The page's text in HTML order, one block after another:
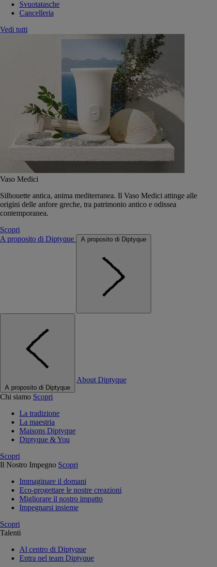
Svuotatasche
Cancelleria
Vedi tutti
Vaso Medici
Silhouette antica, anima mediterranea. Il Vaso Medici attinge alle
origini delle anfore greche, tra patrimonio antico e odissea
contemporanea.
Scopri
A proposito di Diptyque
A proposito di Diptyque
A proposito di Diptyque
About Diptyque
Chi siamo Scopri
La tradizione
La maestria
Maisons Diptyque
Diptyque & You
Scopri
Il Nostro Impegno Scopri
Immaginare il domani
Eco-progettare le nostre creazioni
Migliorare il nostro impatto
Impegnarsi insieme
Scopri
Talenti
Al centro di Diptyque
Entra nel team Diptyque